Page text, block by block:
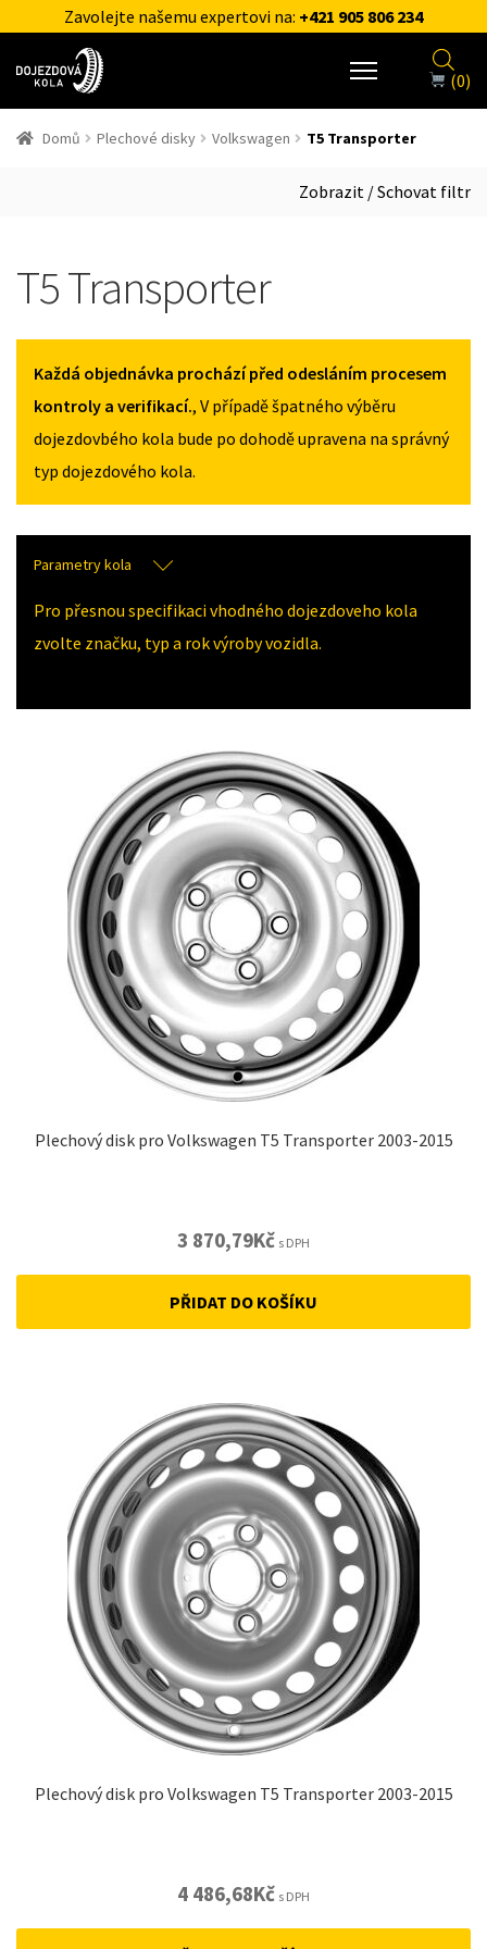
Zavolejte našemu expertovi na: +421 905 806 234
(0)
Domů Plechové disky Volkswagen T5 Transporter
Zobrazit / Schovat filtr
T5 Transporter
Každá objednávka prochází před odesláním procesem
kontroly a verifikací., V případě špatného výběru
dojezdovbého kola bude po dohodě upravena na správný
typ dojezdového kola.
Parametry kola
Pro přesnou specifikaci vhodného dojezdoveho kola
zvolte značku, typ a rok výroby vozidla.
Plechový disk pro Volkswagen T5 Transporter 2003-2015
3 870,79Kč s DPH
PŘIDAT DO KOŠÍKU
Plechový disk pro Volkswagen T5 Transporter 2003-2015
4 486,68Kč s DPH